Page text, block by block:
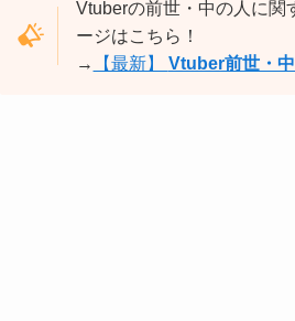
Vtuberの前世・中の人に関
ージはこちら！
→
【最新】 Vtuber前世・